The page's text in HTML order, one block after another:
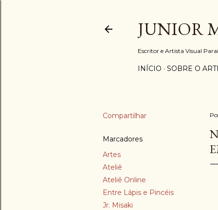
JUNIOR
Escritor e Artista Visual
INÍCIO SOBRE O
Compartilhar
Marcadores
Artes
Ateliê
Ateliê Online
Entre Lápis e Pincéis
Jr. Misaki